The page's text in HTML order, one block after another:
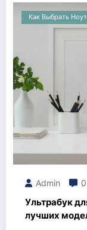
Как Выбрать
Admin
Ультрабук
лучших